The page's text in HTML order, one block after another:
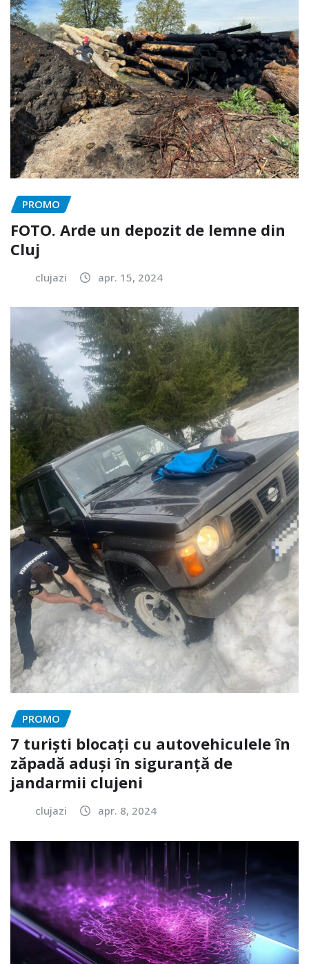
PROMO
FOTO. Arde un depozit de lemne din
Cluj
clujazi apr. 15, 2024
PROMO
7 turiști blocați cu autovehiculele în
zăpadă aduși în siguranță de
jandarmii clujeni
clujazi apr. 8, 2024